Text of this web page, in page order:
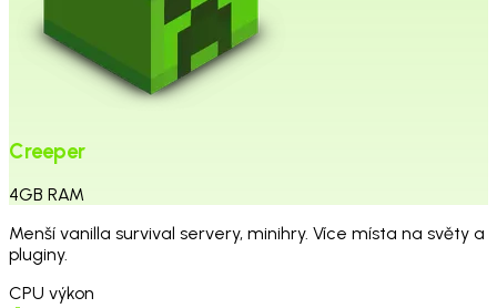
Creeper
4GB RAM
Menší vanilla survival servery, minihry. Více místa na světy a
pluginy.
CPU výkon